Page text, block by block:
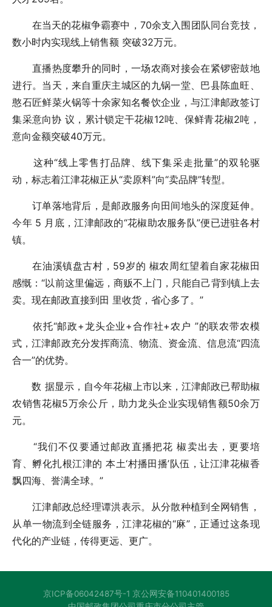
在当天的花椒争霸赛中，70余支入围团队同台竞技，
数小时内实现线上销售额 突破32万元。
直播热度攀升的同时，一场农商对接会在紧锣密鼓地
进行。当天，来自重庆主城区的九锅一堂、巴县陈血旺、
憨石匠鲜菜火锅等十余家知名餐饮企业，与江津邮政签订
集采意向协 议，累计锁定干花椒12吨、保鲜青花椒2吨，
意向金额突破40万元。
这种“线上零售打品牌、线下集采走批量”的双轮驱
动，标志着江津花椒正从“卖原料”向“卖品牌”转型。
订单落地背后，是邮政服务向田间地头的深度延伸。
今年 5 月底，江津邮政的“花椒助农服务队”便已进驻各村
镇。
在油溪镇盘古村，59岁的 椒农周红望着自家花椒田
感慨：“以前这里偏远，商贩不上门，只能自己背到镇上去
卖。现在邮政直接到田 里收货，省心多了。”
依托“邮政+龙头企业+合作社+农户 ”的联农带农模
式，江津邮政充分发挥商流、物流、资金流、信息流“四流
合一”的优势。
数 据显示，自今年花椒上市以来，江津邮政已帮助椒
农销售花椒5万余公斤，助力龙头企业实现销售额50余万
元。
“我们不仅要通过邮政直播把花 椒卖出去，更要培
育、孵化扎根江津的 本土‘村播田播’队伍，让江津花椒香
飘四海、誉满全球。”
江津邮政总经理谭洪表示。从分散种植到全网销售，
从单一物流到全链服务，江津花椒的“麻”，正通过这条现
代化的产业链，传得更远、更广。
京ICP备06042487号-1 京公网安备110401400185